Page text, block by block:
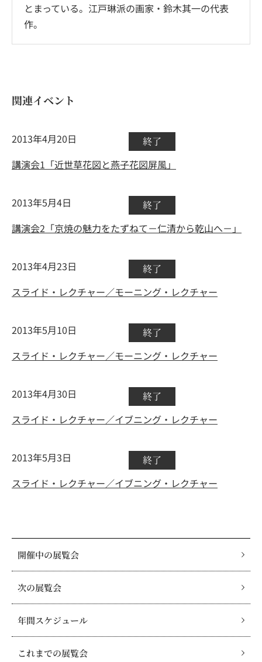
とまっている。江戸琳派の画家・鈴木其一の代表
作。
関連イベント
2013年4月20日
終了
講演会1「近世草花図と燕子花図屏風」
2013年5月4日
終了
講演会2「京焼の魅力をたずねて－仁清から乾山へ－」
2013年4月23日
終了
スライド・レクチャー／モーニング・レクチャー
2013年5月10日
終了
スライド・レクチャー／モーニング・レクチャー
2013年4月30日
終了
スライド・レクチャー／イブニング・レクチャー
2013年5月3日
終了
スライド・レクチャー／イブニング・レクチャー
開催中の展覧会
次の展覧会
年間スケジュール
これまでの展覧会